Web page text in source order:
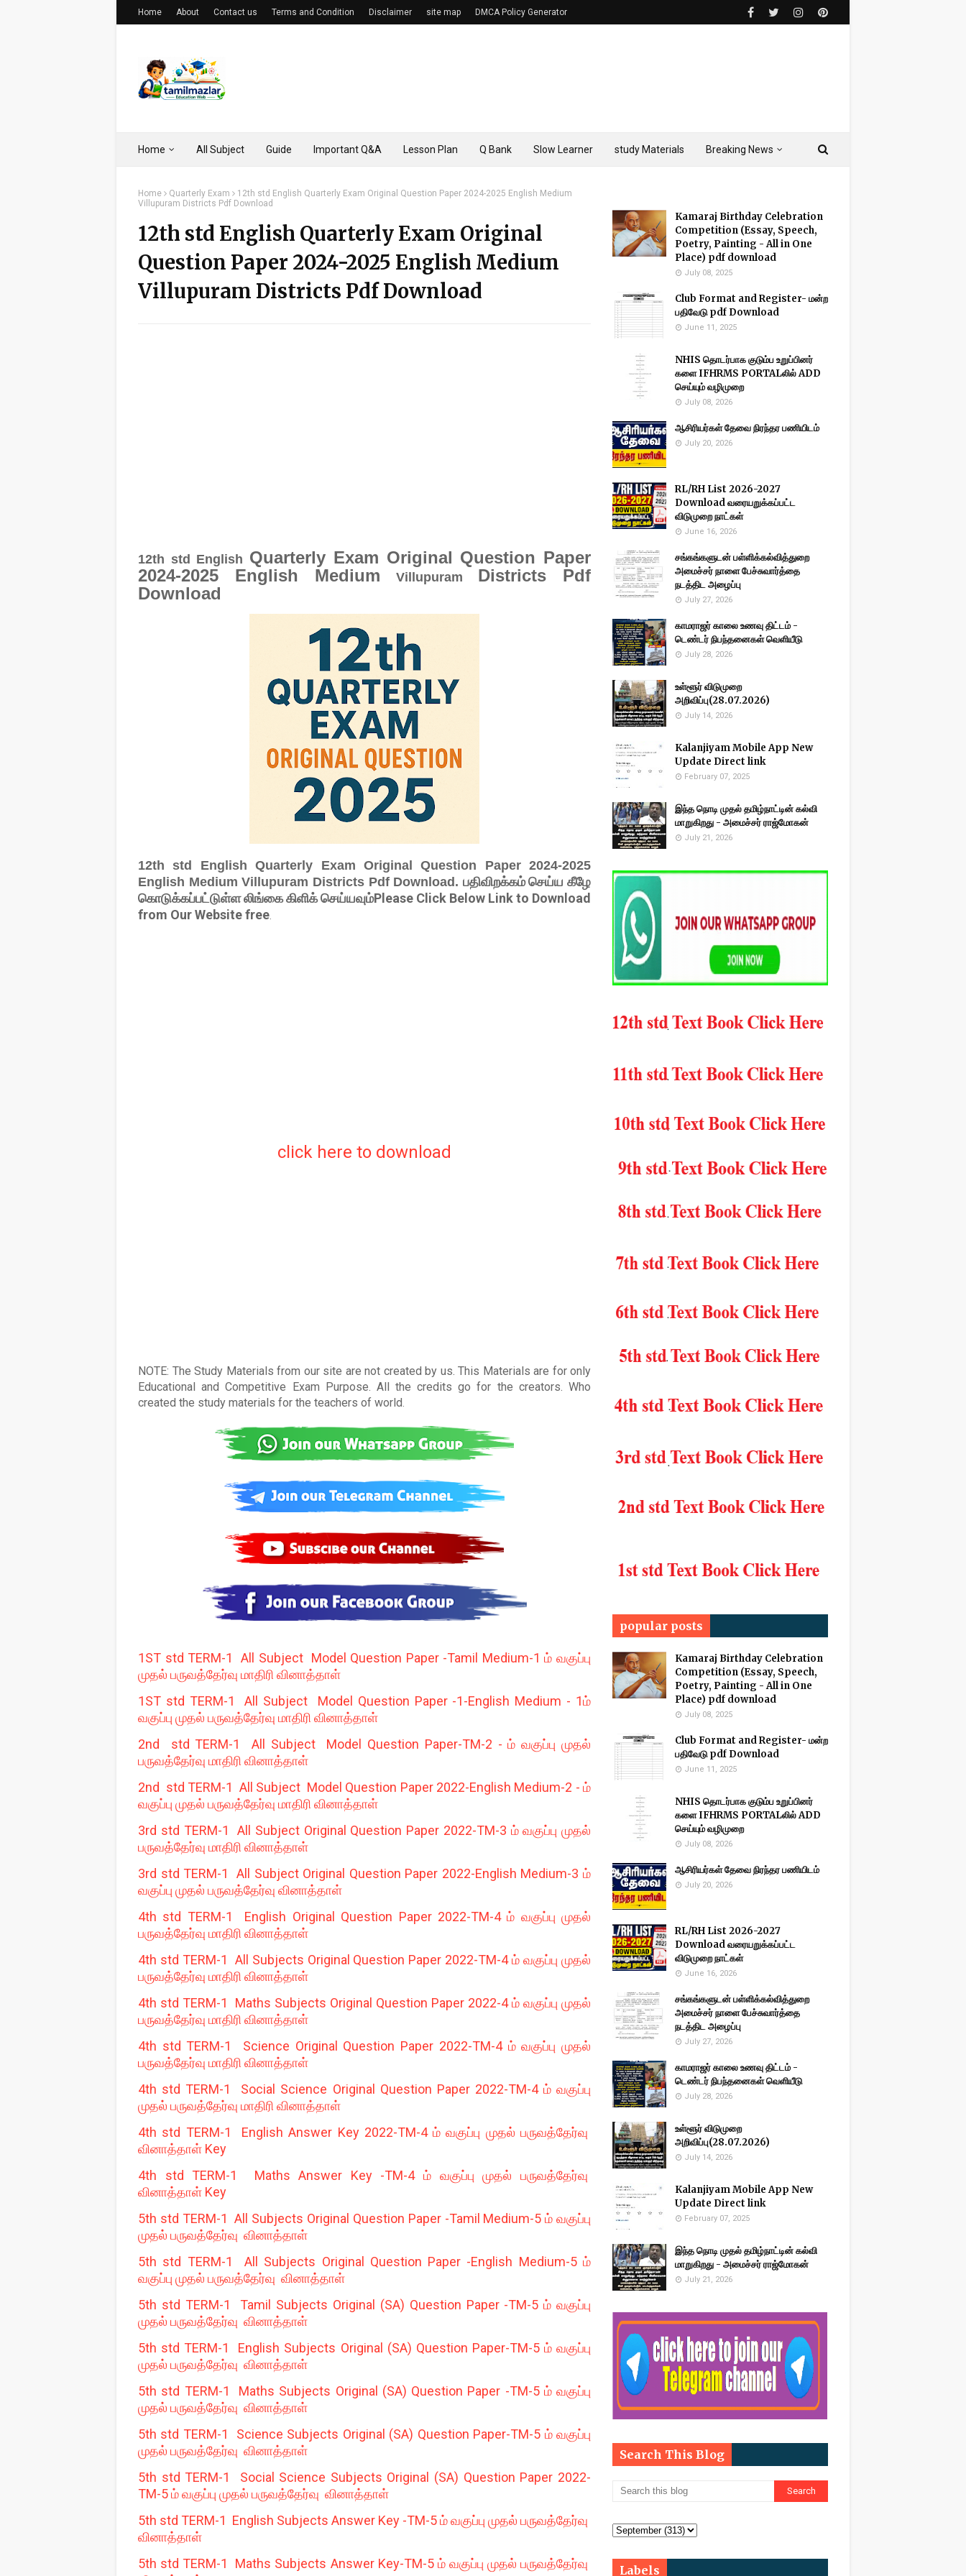
Home About Contact us Terms and Condition Disclaimer site map DMCA Policy Generator
Home All Subject Guide Important Q&A Lesson Plan Q Bank Slow Learner study Materials Breaking News
Home Quarterly Exam
12th std English Quarterly Exam Original Question Paper 2024-2025 English Medium
Villupuram Districts Pdf Download
12th std English Quarterly Exam Original
Question Paper 2024-2025 English Medium
Villupuram Districts Pdf Download
12th std English Quarterly Exam Original Question Paper
2024-2025 English MediumVillupuram Districts Pdf
Download
12th std English Quarterly Exam Original Question Paper 2024-2025
English Medium Villupuram Districts Pdf Download. பதிவிறக்கம் செய்ய கீழே
கொடுக்கப்பட்டுள்ள லிங்கை கிளிக் செய்யவும்Please Click Below Link to Download
from Our Website free
click here to download
NOTE: The Study Materials from our site are not created by us. This Materials are for only
Educational and Competitive Exam Purpose. All the credits go for the creators. Who
created the study materials for the teachers of world
1ST std TERM-1 All Subject Model Question Paper -Tamil Medium-1 ம் வகுப்பு
முதல் பருவத்தேர்வு மாதிரி வினாத்தாள்
1ST std TERM-1 All Subject Model Question Paper -1-English Medium - 1ம்
வகுப்பு முதல் பருவத்தேர்வு மாதிரி வினாத்தாள்
2nd std TERM-1 All Subject Model Question Paper-TM-2 - ம் வகுப்பு முதல்
பருவத்தேர்வு மாதிரி வினாத்தாள்
2nd std TERM-1 All Subject Model Question Paper 2022-English Medium-2 - ம்
வகுப்பு முதல் பருவத்தேர்வு மாதிரி வினாத்தாள்
3rd std TERM-1 All Subject Original Question Paper 2022-TM-3 ம் வகுப்பு முதல்
பருவத்தேர்வு மாதிரி வினாத்தாள்
3rd std TERM-1 All Subject Original Question Paper 2022-English Medium-3 ம்
வகுப்பு முதல் பருவத்தேர்வு வினாத்தாள்
4th std TERM-1 English Original Question Paper 2022-TM-4 ம் வகுப்பு முதல்
பருவத்தேர்வு மாதிரி வினாத்தாள்
4th std TERM-1 All Subjects Original Question Paper 2022-TM-4 ம் வகுப்பு முதல்
பருவத்தேர்வு மாதிரி வினாத்தாள்
4th std TERM-1 Maths Subjects Original Question Paper 2022-4 ம் வகுப்பு முதல்
பருவத்தேர்வு மாதிரி வினாத்தாள்
4th std TERM-1 Science Original Question Paper 2022-TM-4 ம் வகுப்பு முதல்
பருவத்தேர்வு மாதிரி வினாத்தாள்
4th std TERM-1 Social Science Original Question Paper 2022-TM-4 ம் வகுப்பு
முதல் பருவத்தேர்வு மாதிரி வினாத்தாள்
4th std TERM-1 English Answer Key 2022-TM-4 ம் வகுப்பு முதல் பருவத்தேர்வு
வினாத்தாள் Key
4th std TERM-1 Maths Answer Key -TM-4 ம் வகுப்பு முதல் பருவத்தேர்வு
வினாத்தாள் Key
5th std TERM-1 All Subjects Original Question Paper -Tamil Medium-5 ம் வகுப்பு
முதல் பருவத்தேர்வு வினாத்தாள்
5th std TERM-1 All Subjects Original Question Paper -English Medium-5 ம்
வகுப்பு முதல் பருவத்தேர்வு வினாத்தாள்
5th std TERM-1 Tamil Subjects Original (SA) Question Paper -TM-5 ம் வகுப்பு
முதல் பருவத்தேர்வு வினாத்தாள்
5th std TERM-1 English Subjects Original (SA) Question Paper-TM-5 ம் வகுப்பு
முதல் பருவத்தேர்வு வினாத்தாள்
5th std TERM-1 Maths Subjects Original (SA) Question Paper -TM-5 ம் வகுப்பு
முதல் பருவத்தேர்வு வினாத்தாள்
5th std TERM-1 Science Subjects Original (SA) Question Paper-TM-5 ம் வகுப்பு
முதல் பருவத்தேர்வு வினாத்தாள்
5th std TERM-1 Social Science Subjects Original (SA) Question Paper 2022-
TM-5 ம் வகுப்பு முதல் பருவத்தேர்வு வினாத்தாள்
5th std TERM-1 English Subjects Answer Key -TM-5 ம் வகுப்பு முதல் பருவத்தேர்வு
வினாத்தாள்
5th std TERM-1 Maths Subjects Answer Key-TM-5 ம் வகுப்பு முதல் பருவத்தேர்வு
Kamaraj Birthday Celebration
Competition (Essay, Speech,
Poetry, Painting - All in One
Place) pdf download
July 08, 2025
Club Format and Register- மன்ற
பதிவேடு pdf Download
June 11, 2025
NHIS தொடர்பாக குடும்ப உறுப்பினர்
களை IFHRMS PORTALலில் ADD
செய்யும் வழிமுறை
July 08, 2026
ஆசிரியர்கள் தேவை நிரந்தர பணியிடம்
July 20, 2026
RL/RH List 2026-2027
Download வரையறுக்கப்பட்ட
விடுமுறை நாட்கள்
June 16, 2026
சங்கங்களுடன் பள்ளிக்கல்வித்துறை
அமைச்சர் நாளை பேச்சுவார்த்தை
நடத்திட அழைப்பு
July 27, 2026
காமராஜர் காலை உணவு திட்டம் -
டெண்டர் நிபந்தனைகள் வெளியீடு
July 28, 2026
உள்ளூர் விடுமுறை
அறிவிப்பு(28.07.2026)
July 14, 2026
Kalanjiyam Mobile App New
Update Direct link
February 07, 2025
இந்த நொடி முதல் தமிழ்நாட்டின் கல்வி
மாறுகிறது - அமைச்சர் ராஜ்மோகன்
July 21, 2026
popular posts
Kamaraj Birthday Celebration
Competition (Essay, Speech,
Poetry, Painting - All in One
Place) pdf download
July 08, 2025
Club Format and Register- மன்ற
பதிவேடு pdf Download
June 11, 2025
NHIS தொடர்பாக குடும்ப உறுப்பினர்
களை IFHRMS PORTALலில் ADD
செய்யும் வழிமுறை
July 08, 2026
ஆசிரியர்கள் தேவை நிரந்தர பணியிடம்
July 20, 2026
RL/RH List 2026-2027
Download வரையறுக்கப்பட்ட
விடுமுறை நாட்கள்
June 16, 2026
சங்கங்களுடன் பள்ளிக்கல்வித்துறை
அமைச்சர் நாளை பேச்சுவார்த்தை
நடத்திட அழைப்பு
July 27, 2026
காமராஜர் காலை உணவு திட்டம் -
டெண்டர் நிபந்தனைகள் வெளியீடு
July 28, 2026
உள்ளூர் விடுமுறை
அறிவிப்பு(28.07.2026)
July 14, 2026
Kalanjiyam Mobile App New
Update Direct link
February 07, 2025
இந்த நொடி முதல் தமிழ்நாட்டின் கல்வி
மாறுகிறது - அமைச்சர் ராஜ்மோகன்
July 21, 2026
Search This Blog
Labels